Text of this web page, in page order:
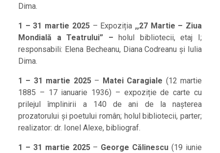
Dima.
1 – 31 martie 2025– Expoziția ,,27 Martie – Ziua
Mondială a Teatrului” – holul bibliotecii, etaj I;
responsabili: Elena Becheanu, Diana Codreanu și Iulia
Dima.
1 – 31 martie 2025 – Matei Caragiale (12 martie
1885 – 17 ianuarie 1936) – expoziție de carte cu
prilejul împlinirii a 140 de ani de la nașterea
prozatorului și poetului român; holul bibliotecii, parter;
realizator: dr. Ionel Alexe, bibliograf.
1 – 31 martie 2025 – George Călinescu(19 iunie